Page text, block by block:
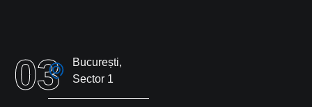
03
București,
Sector 1